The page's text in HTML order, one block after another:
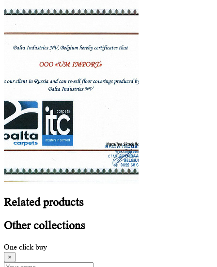
Relatedproducts
Othercollections
One click buy
×